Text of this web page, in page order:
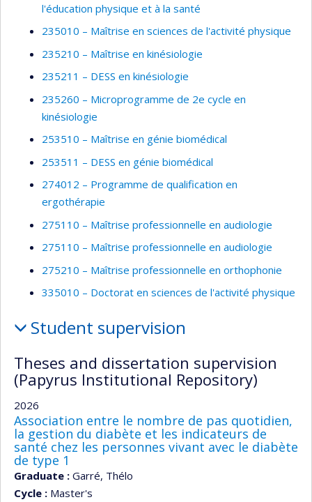
l'éducation physique et à la santé
235010 – Maîtrise en sciences de l'activité physique
235210 – Maîtrise en kinésiologie
235211 – DESS en kinésiologie
235260 – Microprogramme de 2e cycle en
kinésiologie
253510 – Maîtrise en génie biomédical
253511 – DESS en génie biomédical
274012 – Programme de qualification en
ergothérapie
275110 – Maîtrise professionnelle en audiologie
275110 – Maîtrise professionnelle en audiologie
275210 – Maîtrise professionnelle en orthophonie
335010 – Doctorat en sciences de l'activité physique
Student supervision
Theses and dissertation supervision
(Papyrus Institutional Repository)
2026
Association entre le nombre de pas quotidien,
la gestion du diabète et les indicateurs de
santé chez les personnes vivant avec le diabète
de type 1
Graduate : Garré, Thélo
Cycle : Master's